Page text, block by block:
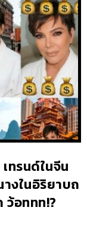
ทรนด์ในจีน
งในอิริยาบถ
ว้อททท!?